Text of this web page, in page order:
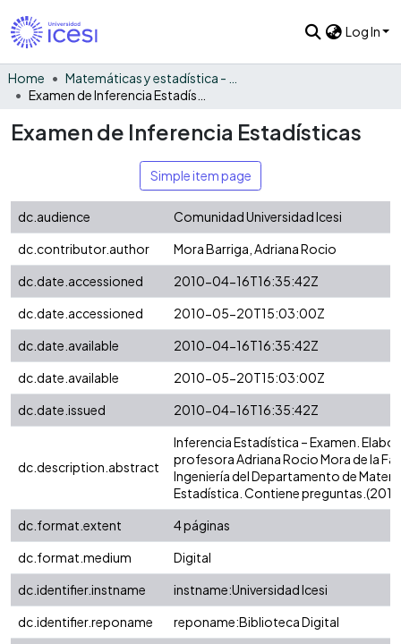
Log In
Home
Examen de Inferencia Estadísticas
Simple item page
dc.audience
Comunidad Universidad Icesi
dc.contributor.author
Mora Barriga, Adriana Rocio
dc.date.accessioned
2010-04-16T16:35:42Z
dc.date.accessioned
2010-05-20T15:03:00Z
dc.date.available
2010-04-16T16:35:42Z
dc.date.available
2010-05-20T15:03:00Z
dc.date.issued
2010-04-16T16:35:42Z
dc.description.abstract
Inferencia Estadística – Examen.
profesora Adriana Rocio Mora de la
Ingeniería del Departamento de
Estadística. Contiene
dc.format.extent
4 páginas
dc.format.medium
Digital
dc.identifier.instname
instname:Universidad Icesi
dc.identifier.reponame
reponame:Biblioteca Digital